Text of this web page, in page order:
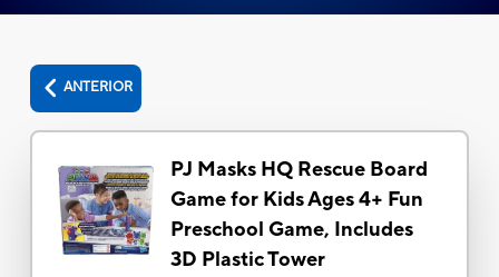
ANTERIOR
PJ Masks HQ Rescue Board
Game for Kids Ages 4+ Fun
Preschool Game, Includes
3D Plastic Tower